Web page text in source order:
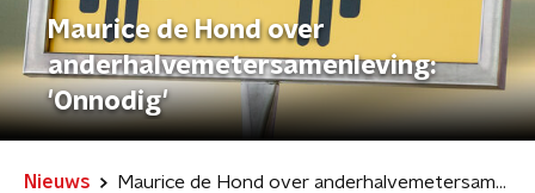
Maurice de Hond over
anderhalvemetersamenleving:
'Onnodig'
Nieuws Maurice de Hond over anderhalvemetersamenleving: 'Onnodig'